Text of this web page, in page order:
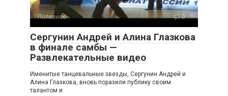
Полезное 0
Сергунин Андрей и Алина Глазкова
в финале самбы —
Развлекательные видео
Именитые танцевальные звезды, Сергунин Андрей и
Алина Глазкова, вновь поразили публику своим
талантом и